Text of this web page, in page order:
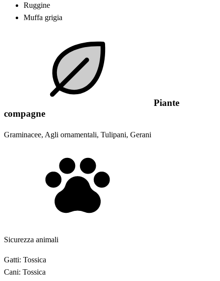
Ruggine
Muffa grigia
Piante
compagne
Graminacee, Agli ornamentali, Tulipani, Gerani
Sicurezza animali
Gatti: Tossica
Cani: Tossica